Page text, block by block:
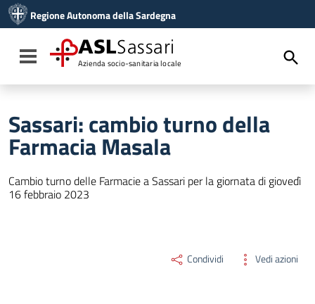
Vai al menu di navigazione
Vai al footer
Regione Autonoma della Sardegna
Toggle navigation
ASLSassari
Azienda socio-sanitaria locale
Sassari: cambio turno della
Farmacia Masala
Cambio turno delle Farmacie a Sassari per la giornata di giovedì
16 febbraio 2023
Condividi Vedi azioni